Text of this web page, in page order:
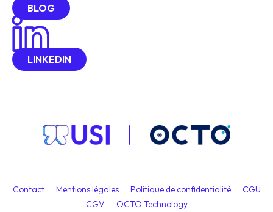
BLOG
LINKEDIN
Contact Mentions légales Politique de confidentialité
CGU
CGV
OCTO Technology